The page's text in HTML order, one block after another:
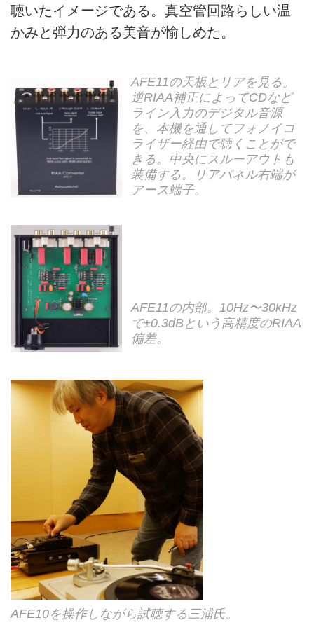
聴いたイメージである。真空管回路らしい温
かみと弾力のある美音が愉しめた。
AFE11の天板とリアを見る。
逆RIAA補正によってCDなど
ライン入力のデジタル音源
を、本機を通してフォノイコ
ライザー経由で聴くことがで
きる。中央にスルーアウトも
装備する。リアパネル右端が
アース端子。
AFE11の内部。10Hz〜30kHz
で±0.3dBという高精度のRIAA
偏差。
AFE10を操作しながら試聴する三浦氏。